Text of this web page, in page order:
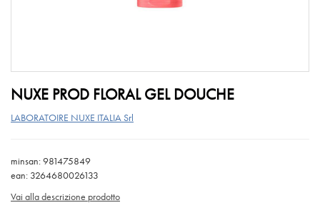
NUXE PROD FLORAL GEL DOUCHE
LABORATOIRE NUXE ITALIA Srl
minsan: 981475849
ean: 3264680026133
Vai alla descrizione prodotto